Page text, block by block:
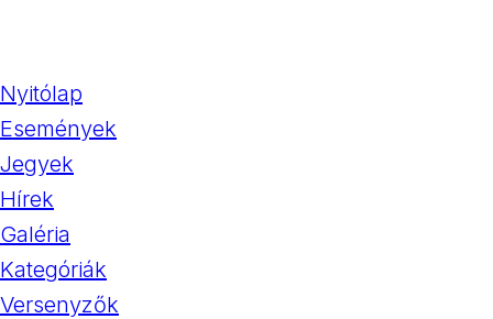
Nyitólap
Események
Jegyek
Hírek
Galéria
Kategóriák
Versenyzők